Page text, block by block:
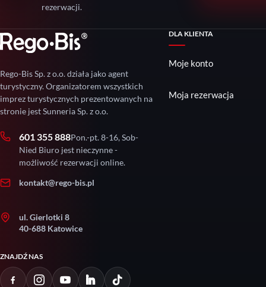
rezerwacji.
Rego-Bis Sp. z o.o. działa jako agent
turystyczny. Organizatorem wszystkich
imprez turystycznych prezentowanych na
stronie jest Sunneria Sp. z o.o.
601 355 888Pon.-pt. 8-16, Sob-
Nied Biuro jest nieczynne -
możliwość rezerwacji online.
kontakt@rego-bis.pl
ul. Gierlotki 8
40-688 Katowice
ZNAJDŹ NAS
DLA KLIENTA
Moje konto
Moja rezerwacja